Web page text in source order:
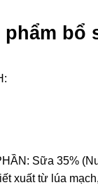
bổ
Sữa 35%
xuất từ lúa